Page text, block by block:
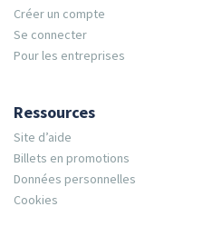
Créer un compte
Se connecter
Pour les entreprises
Ressources
Site d’aide
Billets en promotions
Données personnelles
Cookies